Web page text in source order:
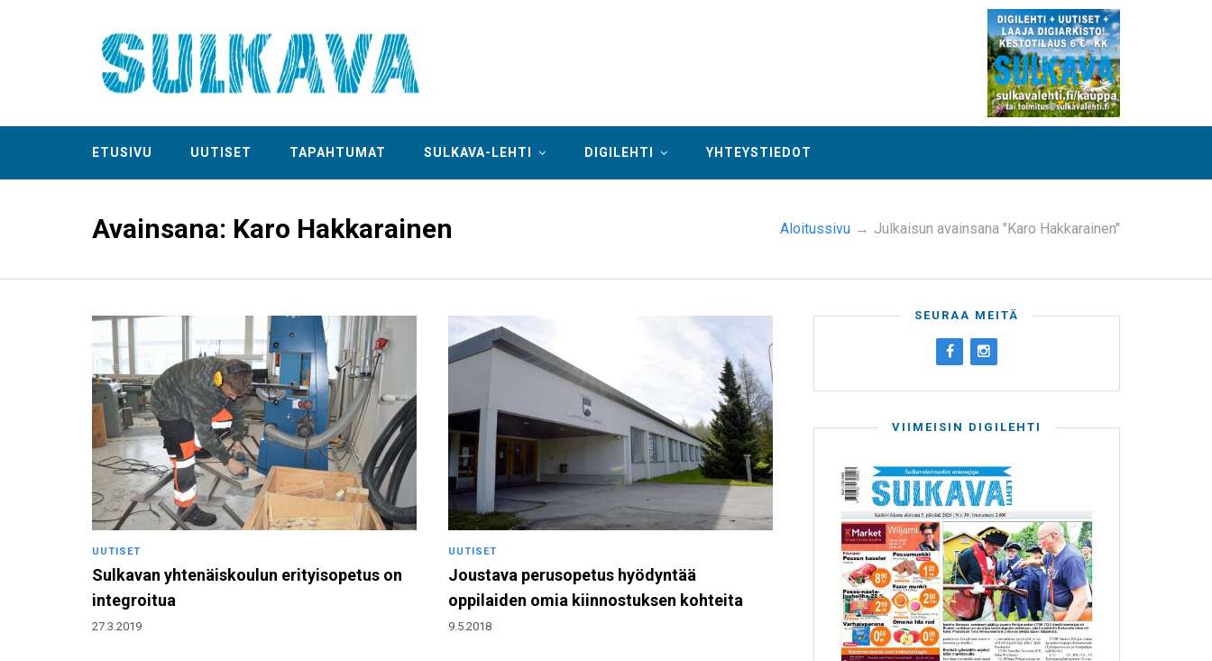
ETUSIVU UUTISET TAPAHTUMAT SULKAVA-LEHTI DIGILEHTI YHTEYSTIEDOT
Avainsana: Karo Hakkarainen Aloitussivu → Julkaisun avainsana "Karo Hakkarainen"
UUTISET
Sulkavan yhtenäiskoulun erityisopetus on
integroitua
27.3.2019
UUTISET
Joustava perusopetus hyödyntää
oppilaiden omia kiinnostuksen kohteita
9.5.2018
SEURAA MEITÄ
VIIMEISIN DIGILEHTI